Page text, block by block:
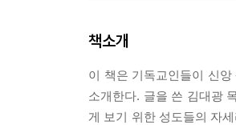
책소개
이 책은 기독교인들이 신
소개한다. 글을 쓴 김대광
게 보기 위한 성도들의 자